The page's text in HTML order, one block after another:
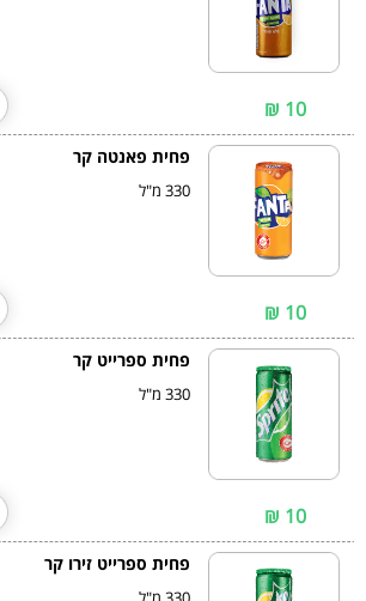
10 ₪
פחית פאנטה קר
330 מ"ל
10 ₪
פחית ספרייט קר
330 מ"ל
10 ₪
פחית ספרייט זירו קר